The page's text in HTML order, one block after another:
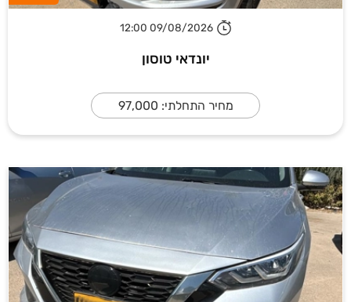
09/08/2026 12:00
יונדאי טוסון
מחיר התחלתי: 97,000